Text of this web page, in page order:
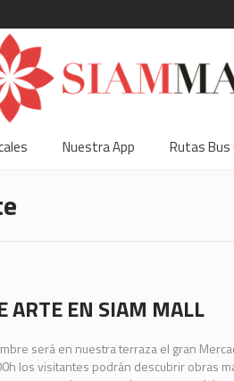
Nuestra App Rutas
ARTE EN SIAM MALL
será en nuestra terraza el gran
los visitantes podrán descubrir obras